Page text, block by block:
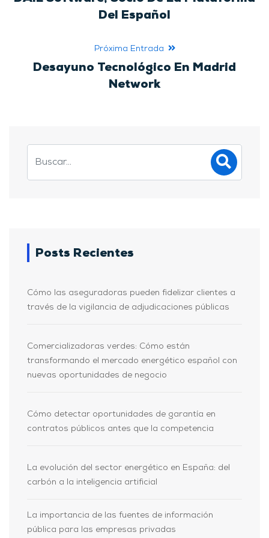
Del Español
Próxima Entrada
Desayuno Tecnológico En Madrid
Network
Posts Recientes
Cómo las aseguradoras pueden fidelizar clientes a
través de la vigilancia de adjudicaciones públicas
Comercializadoras verdes: Cómo están
transformando el mercado energético español con
nuevas oportunidades de negocio
Cómo detectar oportunidades de garantía en
contratos públicos antes que la competencia
La evolución del sector energético en España: del
carbón a la inteligencia artificial
La importancia de las fuentes de información
pública para las empresas privadas